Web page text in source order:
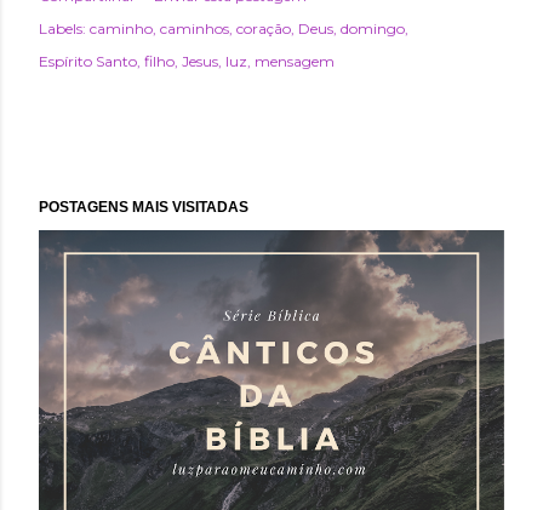
Labels: caminho caminhos coração Deus domingo
Espírito Santo filho Jesus luz mensagem
POSTAGENS MAIS VISITADAS